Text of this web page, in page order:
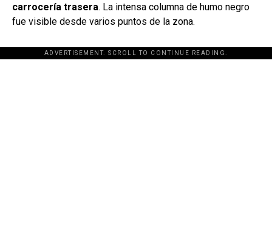
carrocería trasera. La intensa columna de humo negro
fue visible desde varios puntos de la zona.
ADVERTISEMENT. SCROLL TO CONTINUE READING.
[adsforwp id="243463"]